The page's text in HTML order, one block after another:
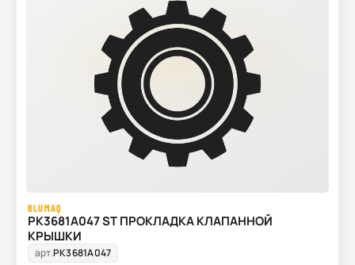
BLUMAQ
PK3681A047 ST ПРОКЛАДКА КЛАПАННОЙ
КРЫШКИ
арт.PK3681A047